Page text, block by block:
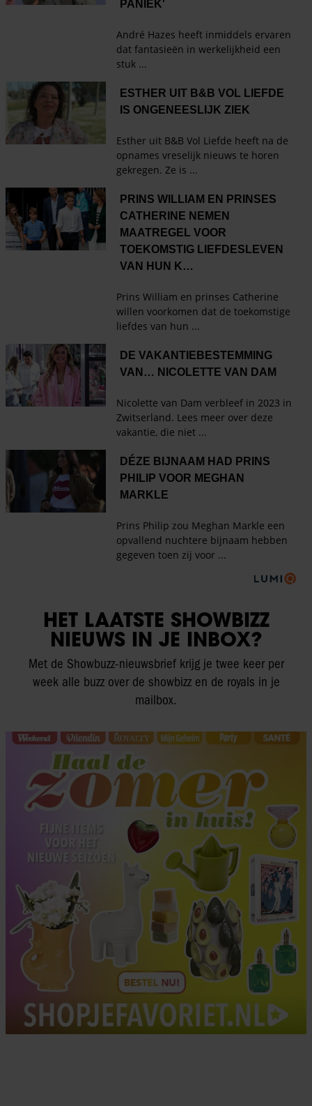
HET LAATSTE SHOWBIZZ
NIEUWS IN JE INBOX?
Met de Showbuzz-nieuwsbrief krijg je twee keer per
week alle buzz over de showbizz en de royals in je
mailbox.